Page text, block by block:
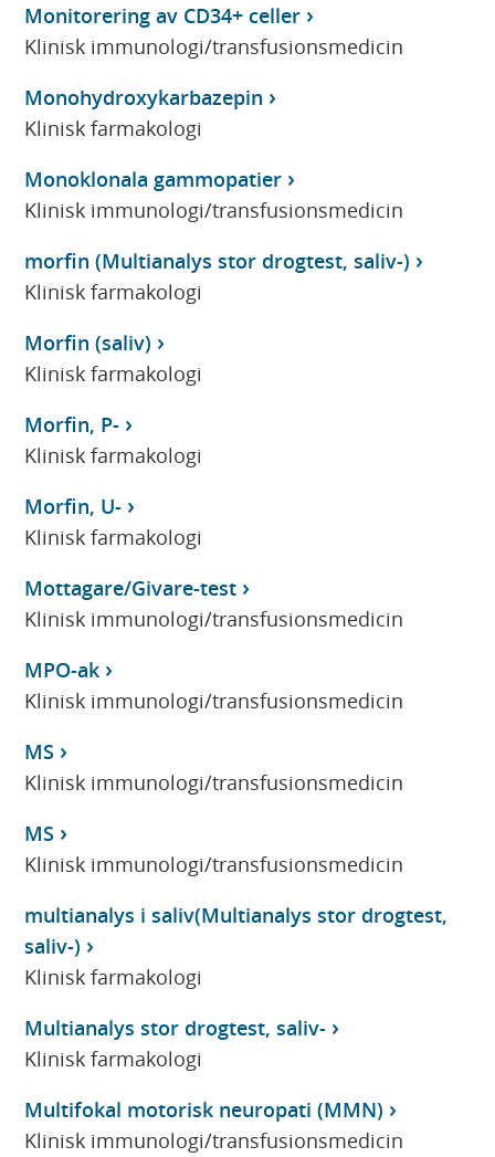
Monitorering av CD34+ celler
Klinisk immunologi/transfusionsmedicin
Monohydroxykarbazepin
Klinisk farmakologi
Monoklonala gammopatier
Klinisk immunologi/transfusionsmedicin
morfin (Multianalys stor drogtest, saliv-)
Klinisk farmakologi
Morfin (saliv)
Klinisk farmakologi
Morfin, P-
Klinisk farmakologi
Morfin, U-
Klinisk farmakologi
Mottagare/Givare-test
Klinisk immunologi/transfusionsmedicin
MPO-ak
Klinisk immunologi/transfusionsmedicin
MS
Klinisk immunologi/transfusionsmedicin
MS
Klinisk immunologi/transfusionsmedicin
multianalys i saliv(Multianalys stor drogtest,
saliv-)
Klinisk farmakologi
Multianalys stor drogtest, saliv-
Klinisk farmakologi
Multifokal motorisk neuropati (MMN)
Klinisk immunologi/transfusionsmedicin